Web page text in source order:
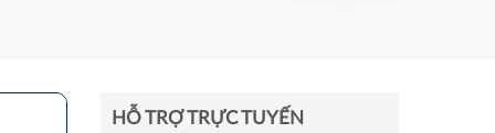
HỖ TRỢ TRỰC TUYẾN